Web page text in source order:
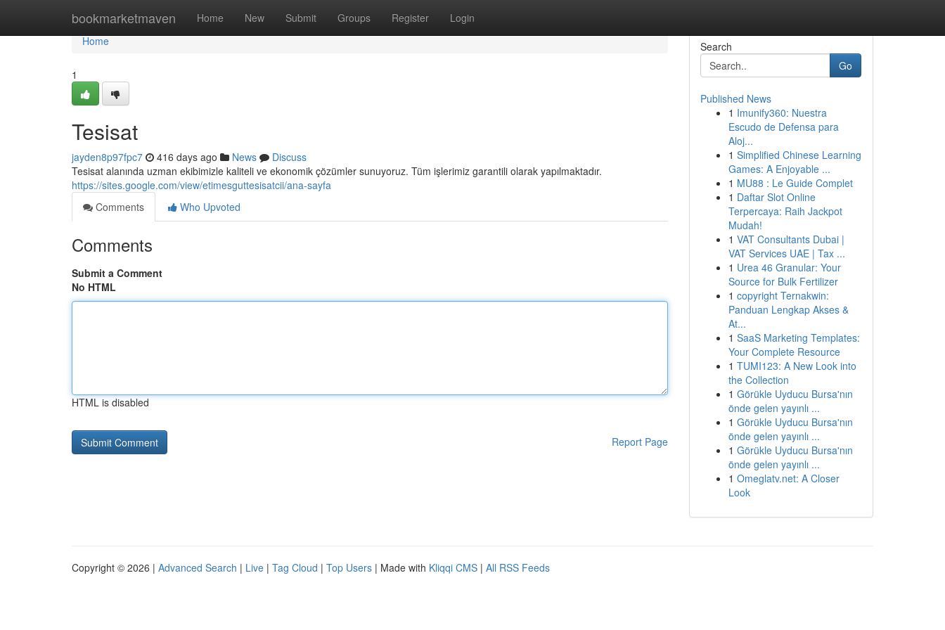
bookmarketmaven Home New Submit Groups Register Login
Home
Home
1
Tesisat
jayden8p97fpc7 416 days ago News
Discuss
Tesisat alanında uzman ekibimizle kaliteli ve ekonomik çözümler sunuyoruz. Tüm işlerimiz garantili olarak yapılmaktadır.
https://sites.google.com/view/etimesguttesisatcii/ana-sayfa
Comments
Who Upvoted
Comments
Submit a Comment
No HTML
HTML is disabled
Report Page
Search
Go
Published News
1 Imunify360: Nuestra
Escudo de Defensa para
Aloj...
1 Simplified Chinese Learning
Games: A Enjoyable ...
1 MU88 : Le Guide Complet
1 Daftar Slot Online
Terpercaya: Raih Jackpot
Mudah!
1 VAT Consultants Dubai |
VAT Services UAE | Tax ...
1 Urea 46 Granular: Your
Source for Bulk Fertilizer
1 copyright Ternakwin:
Panduan Lengkap Akses &
At...
1 SaaS Marketing Templates:
Your Complete Resource
1 TUMI123: A New Look into
the Collection
1 Görükle Uyducu Bursa'nın
önde gelen yayınlı ...
1 Görükle Uyducu Bursa'nın
önde gelen yayınlı ...
1 Görükle Uyducu Bursa'nın
önde gelen yayınlı ...
1 Omeglatv.net: A Closer
Look
Copyright © 2026 | Advanced Search | Live | Tag Cloud | Top Users | Made with Kliqqi CMS | All RSS Feeds